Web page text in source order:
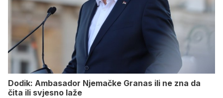
Dodik: Ambasador Njemačke Granas ili ne zna da
čita ili svjesno laže